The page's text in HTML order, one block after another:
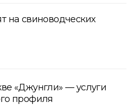
на свиноводческих
«Джунгли» — услуги
профиля